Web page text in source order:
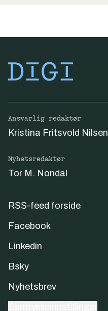
Ansvarlig redaktør
Kristina Fritsvold Nilsen
Nyhetsredaktør
Tor M. Nondal
RSS-feed forside
Facebook
Linkedin
Bsky
Nyhetsbrev